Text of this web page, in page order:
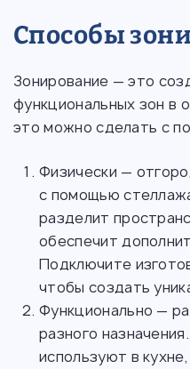
Способы
Зонирование — это
функциональных зон в
это можно сделать с
Физически —
с помощью
разделит
обеспечит
Подключите
чтобы создать
Функционально —
разного
используют в